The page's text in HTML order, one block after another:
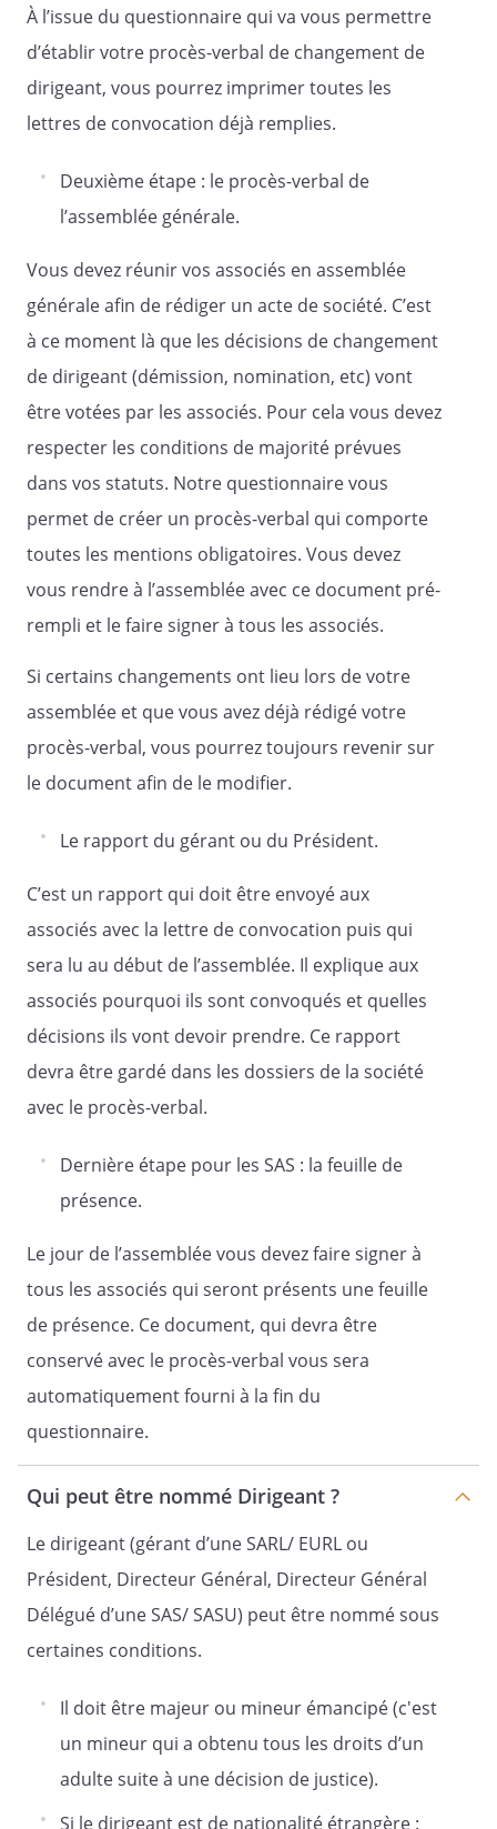
Siège social :
RCS
LETTRE DE CONVOCATION A
GENERALE EXTRAORDINAIRE
,
Le ,
A l'attention de :
notre Société qui se tiendra le
au
, à l'effet de délibérer sur l'ordre du jour
- la constatation de fin de mandat et de
Vous trouverez ci-joint:
- le texte des résolutions proposées ;
- le projet de statuts modifiés.
Nous vous prions d'agréer l'expression
de nos sentiments distingués.
Signature :
À l’issue du questionnaire qui va vous permettre
d’établir votre procès-verbal de changement de
dirigeant, vous pourrez imprimer toutes les
lettres de convocation déjà remplies.
Deuxième étape : le procès-verbal de
l’assemblée générale.
Vous devez réunir vos associés en assemblée
générale afin de rédiger un acte de société. C’est
à ce moment là que les décisions de changement
de dirigeant (démission, nomination, etc) vont
être votées par les associés. Pour cela vous devez
respecter les conditions de majorité prévues
dans vos statuts. Notre questionnaire vous
permet de créer un procès-verbal qui comporte
toutes les mentions obligatoires. Vous devez
vous rendre à l’assemblée avec ce document pré-
rempli et le faire signer à tous les associés.
Si certains changements ont lieu lors de votre
assemblée et que vous avez déjà rédigé votre
procès-verbal, vous pourrez toujours revenir sur
le document afin de le modifier.
Le rapport du gérant ou du Président.
C’est un rapport qui doit être envoyé aux
associés avec la lettre de convocation puis qui
sera lu au début de l’assemblée. Il explique aux
associés pourquoi ils sont convoqués et quelles
décisions ils vont devoir prendre. Ce rapport
devra être gardé dans les dossiers de la société
avec le procès-verbal.
Dernière étape pour les SAS : la feuille de
présence.
Le jour de l’assemblée vous devez faire signer à
tous les associés qui seront présents une feuille
de présence. Ce document, qui devra être
conservé avec le procès-verbal vous sera
automatiquement fourni à la fin du
questionnaire.
Qui peut être nommé Dirigeant ?
Le dirigeant (gérant d’une SARL/ EURL ou
Président, Directeur Général, Directeur Général
Délégué d’une SAS/ SASU) peut être nommé sous
certaines conditions.
Il doit être majeur ou mineur émancipé (c'est
un mineur qui a obtenu tous les droits d’un
adulte suite à une décision de justice).
Si le dirigeant est de nationalité étrangère :